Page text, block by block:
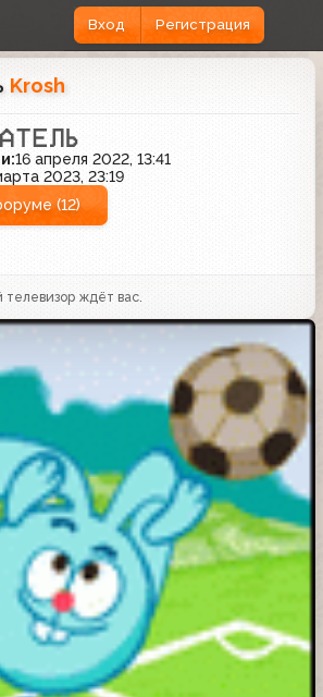
Вход Регистрация
Krosh
16 апреля 2022, 13:41
2023, 23:19
(12)
ждёт вас.